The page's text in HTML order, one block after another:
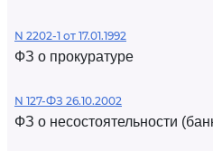
N 2202-1 от 17.01.1992
ФЗ о прокуратуре
N 127-ФЗ 26.10.2002
ФЗ о несостоятельности